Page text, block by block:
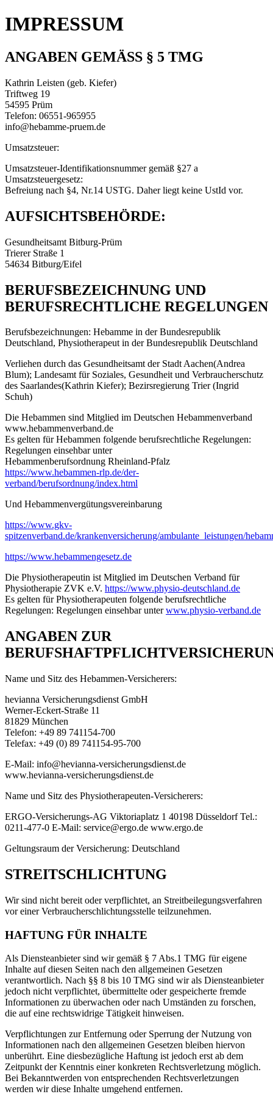
IMPRESSUM
ANGABEN GEMÄSS § 5 TMG
Kathrin Leisten (geb. Kiefer)
Triftweg 19
54595 Prüm
Telefon: 06551-965955
info@hebamme-pruem.de
Umsatzsteuer:
Umsatzsteuer-Identifikationsnummer gemäß §27 a
Umsatzsteuergesetz:
Befreiung nach §4, Nr.14 USTG. Daher liegt keine UstId vor.
AUFSICHTSBEHÖRDE:
Gesundheitsamt Bitburg-Prüm
Trierer Straße 1
54634 Bitburg/Eifel
BERUFSBEZEICHNUNG UND
BERUFSRECHTLICHE REGELUNGEN
Berufsbezeichnungen: Hebamme in der Bundesrepublik
Deutschland, Physiotherapeut in der Bundesrepublik Deutschland
Verliehen durch das Gesundheitsamt der Stadt Aachen(Andrea
Blum); Landesamt für Soziales, Gesundheit und Verbraucherschutz
des Saarlandes(Kathrin Kiefer); Bezirsregierung Trier (Ingrid
Schuh)
Die Hebammen sind Mitglied im Deutschen Hebammenverband
www.hebammenverband.de
Es gelten für Hebammen folgende berufsrechtliche Regelungen:
Regelungen einsehbar unter
Hebammenberufsordnung Rheinland-Pfalz
https://www.hebammen-rlp.de/der-
verband/berufsordnung/index.html
Und Hebammenvergütungsvereinbarung
https://www.gkv-
spitzenverband.de/krankenversicherung/ambulante_leistungen/
https://www.hebammengesetz.de
Die Physiotherapeutin ist Mitglied im Deutschen Verband für
Physiotherapie ZVK e.V. https://www.physio-deutschland.de
Es gelten für Physiotherapeuten folgende berufsrechtliche
Regelungen: Regelungen einsehbar unterwww.physio-verband.de
ANGABEN ZUR
Name und Sitz des Hebammen-Versicherers:
hevianna Versicherungsdienst GmbH
Werner-Eckert-Straße 11
81829 München
Telefon: +49 89 741154-700
Telefax: +49 (0) 89 741154-95-700
E-Mail: info@hevianna-versicherungsdienst.de
www.hevianna-versicherungsdienst.de
Name und Sitz des Physiotherapeuten-Versicherers:
ERGO-Versicherungs-AG Viktoriaplatz 1 40198 Düsseldorf Tel.:
0211-477-0 E-Mail: service@ergo.de www.ergo.de
Geltungsraum der Versicherung: Deutschland
STREITSCHLICHTUNG
Wir sind nicht bereit oder verpflichtet, an Streitbeilegungsverfahren
vor einer Verbraucherschlichtungsstelle teilzunehmen.
HAFTUNG FÜR INHALTE
Als Diensteanbieter sind wir gemäß § 7 Abs.1 TMG für eigene
Inhalte auf diesen Seiten nach den allgemeinen Gesetzen
verantwortlich. Nach §§ 8 bis 10 TMG sind wir als Diensteanbieter
jedoch nicht verpflichtet, übermittelte oder gespeicherte fremde
Informationen zu überwachen oder nach Umständen zu forschen,
die auf eine rechtswidrige Tätigkeit hinweisen.
Verpflichtungen zur Entfernung oder Sperrung der Nutzung von
Informationen nach den allgemeinen Gesetzen bleiben hiervon
unberührt. Eine diesbezügliche Haftung ist jedoch erst ab dem
Zeitpunkt der Kenntnis einer konkreten Rechtsverletzung möglich.
Bei Bekanntwerden von entsprechenden Rechtsverletzungen
werden wir diese Inhalte umgehend entfernen.